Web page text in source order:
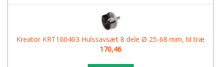
Kreator KRT100403 Hulssavsæt 8 dele Ø 25-68 mm, til træ
170,46